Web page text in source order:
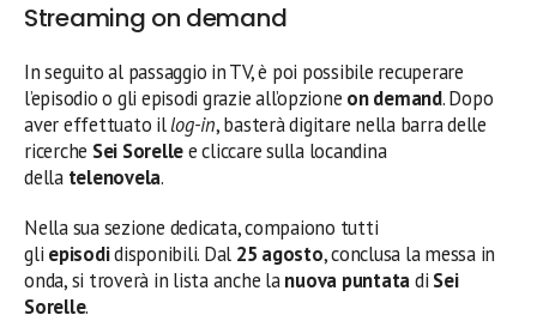
Streaming on demand
In seguito al passaggio in TV, è poi possibile recuperare
l’episodio o gli episodi grazie all’opzione on demand. Dopo
aver effettuato illog-in, basterà digitare nella barra delle
ricerche Sei Sorellee cliccare sulla locandina
della telenovela.
Nella sua sezione dedicata, compaiono tutti
gli episodidisponibili. Dal 25 agosto, conclusa la messa in
onda, si troverà in lista anche lanuova puntatadi Sei
Sorelle.